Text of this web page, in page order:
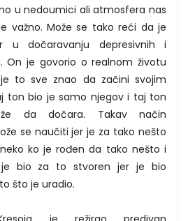
u nedoumici ali atmosfera nas
važno. Može se tako reći da je
u dočaravanju depresivnih i
On je govorio o realnom životu
to sve znao da začini svojim
ton bio je samo njegov i taj ton
da dočara. Takav način
se naučiti jer je za tako nešto
ko je rođen da tako nešto i
je bio za to stvoren jer je bio
što je uradio.